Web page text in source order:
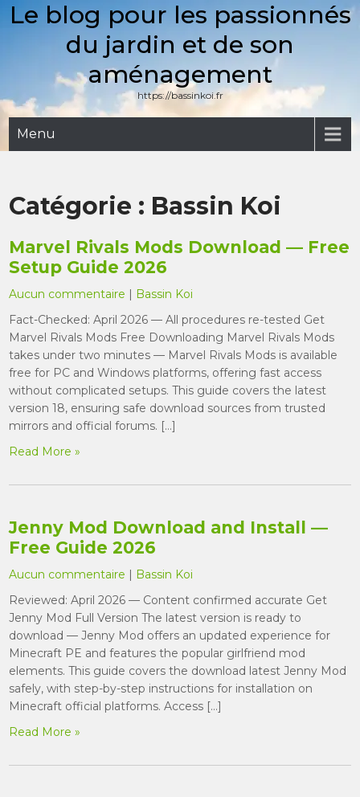
SkipLe blog pour les passionnés
du jardin et de son
aménagement
https://bassinkoi.fr
Menu
Catégorie : Bassin Koi
Marvel Rivals Mods Download — Free
Setup Guide 2026
Aucun commentaire | Bassin Koi
Fact-Checked: April 2026 — All procedures re-tested Get
Marvel Rivals Mods Free Downloading Marvel Rivals Mods
takes under two minutes — Marvel Rivals Mods is available
free for PC and Windows platforms, offering fast access
without complicated setups. This guide covers the latest
version 18, ensuring safe download sources from trusted
mirrors and official forums. […]
Read More »
Jenny Mod Download and Install —
Free Guide 2026
Aucun commentaire | Bassin Koi
Reviewed: April 2026 — Content confirmed accurate Get
Jenny Mod Full Version The latest version is ready to
download — Jenny Mod offers an updated experience for
Minecraft PE and features the popular girlfriend mod
elements. This guide covers the download latest Jenny Mod
safely, with step-by-step instructions for installation on
Minecraft official platforms. Access […]
Read More »